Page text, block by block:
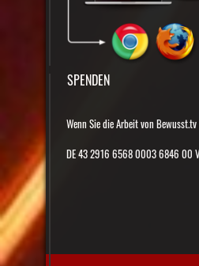
SPENDEN
Wenn Sie die Arbeit von
DE 43 2916 6568 0003 6846 00